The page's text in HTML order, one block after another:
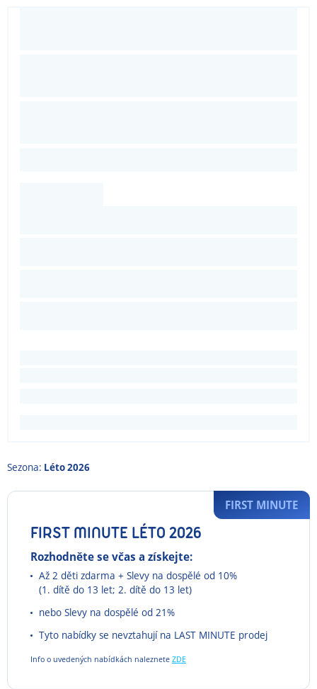
Sezona: Léto 2026
FIRST MINUTE LÉTO 2026
Rozhodněte se včas a získejte:
Až 2 děti zdarma + Slevy na dospělé od 10%
(1. dítě do 13 let; 2. dítě do 13 let)
nebo Slevy na dospělé od 21%
Tyto nabídky se nevztahují na LAST MINUTE prodej
Info o uvedených nabídkách naleznete ZDE
FIRST MINUTE